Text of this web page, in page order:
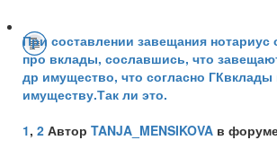
При составлении завещания нотариус
про вклады, сославшись, что
др имущество, что согласно ГКвклады
имуществу.Так ли это.
1, 2 Автор TANJA_MENSIKOVA в